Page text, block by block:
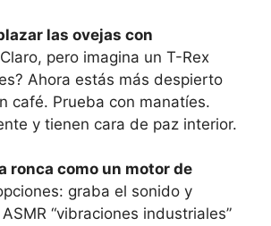
las ovejas con
Claro, pero imagina un T-Rex
Ahora estás más despierto
café. Prueba con manatíes.
y tienen cara de paz interior.
ronca como un motor de
graba el sonido y
“vibraciones industriales”